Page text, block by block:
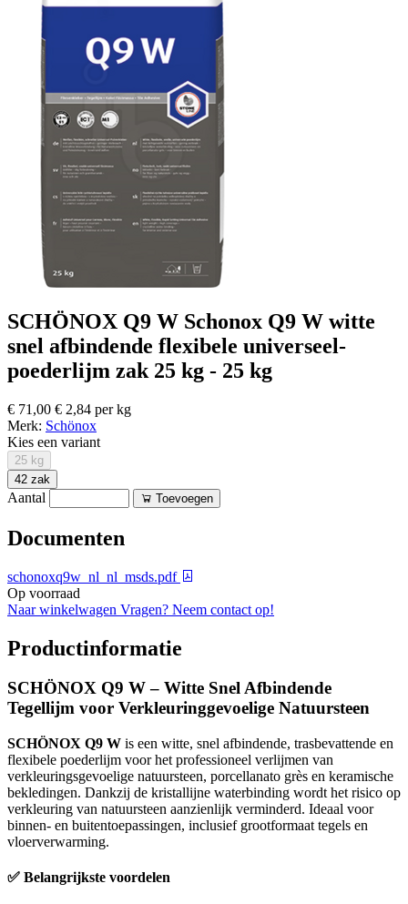
SCHÖNOX Q9 W Schonox Q9 W witte
snel afbindende flexibele universeel-
poederlijm zak 25 kg - 25 kg
€ 71,00 € 2,84 per kg
Merk: Schönox
Kies een variant
25 kg
42 zak
Aantal Toevoegen
Documenten
schonoxq9w_nl_nl_msds.pdf
Op voorraad
Naar winkelwagen Vragen? Neem contact op!
Productinformatie
SCHÖNOX Q9 W – Witte Snel Afbindende
Tegellijm voor Verkleuringgevoelige Natuursteen
SCHÖNOX Q9 W is een witte, snel afbindende, trasbevattende en
flexibele poederlijm voor het professioneel verlijmen van
verkleuringsgevoelige natuursteen, porcellanato grès en keramische
bekledingen. Dankzij de kristallijne waterbinding wordt het risico op
verkleuring van natuursteen aanzienlijk verminderd. Ideaal voor
binnen- en buitentoepassingen, inclusief grootformaat tegels en
vloerverwarming.
✅ Belangrijkste voordelen